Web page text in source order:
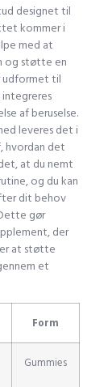
designet til
kommer i
med at
og støtte en
udformet til
af beruselse.
leveres det i
hvordan det
at du nemt
og du kan
dit behov
gør
der
at støtte
et
Form
Gummies